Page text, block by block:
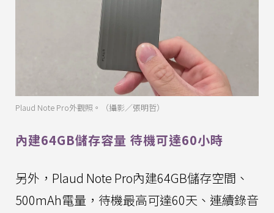
Plaud Note Pro外觀照。（攝影／張明哲）
內建64GB儲存容量 待機可達60小時
另外，Plaud Note Pro內建64GB儲存空間、
500mAh電量，待機最高可達60天、連續錄音